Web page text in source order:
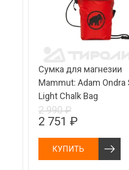
Сумка для магнезии
Mammut: Adam Ondra
Light Chalk Bag
2 990 ₽
2 751 ₽
КУПИТЬ